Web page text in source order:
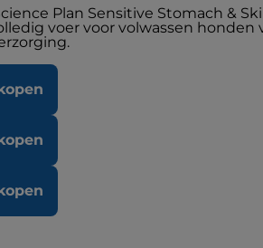
Plan Sensitive Stomach &
voer voor volwassen